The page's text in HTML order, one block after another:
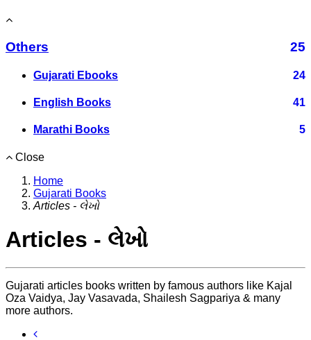
Others 25
Gujarati Ebooks 24
English Books 41
Marathi Books 5
Close
Home
Gujarati Books
Articles - લેખો
Articles - લેખો
Gujarati articles books written by famous authors like Kajal
Oza Vaidya, Jay Vasavada, Shailesh Sagpariya & many
more authors.